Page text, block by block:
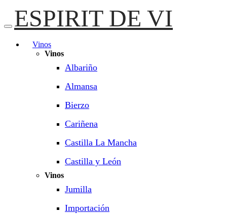
ESPIRIT DE VI
Vinos
Vinos
Albariño
Almansa
Bierzo
Cariñena
Castilla La Mancha
Castilla y León
Vinos
Jumilla
Importación